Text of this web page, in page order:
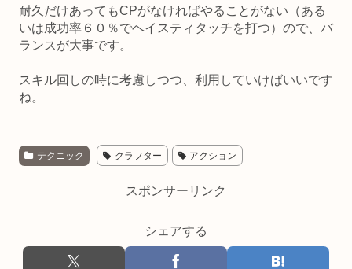
耐久だけあってもCPがなければやることがない（ある
いは成功率６０％でヘイスティタッチを打つ）ので、バ
ランスが大事です。
スキル回しの時に考慮しつつ、利用していけばいいです
ね。
テクニック クラフター アクション
スポンサーリンク
シェアする